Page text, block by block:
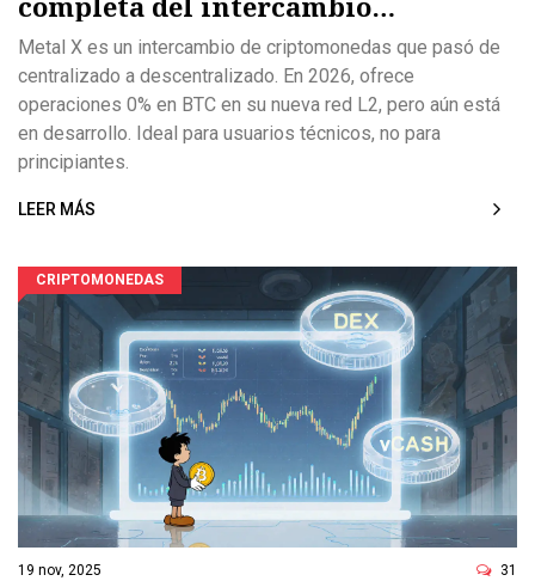
descentralizado en 2026
Metal X es un intercambio de criptomonedas que pasó de
centralizado a descentralizado. En 2026, ofrece
operaciones 0% en BTC en su nueva red L2, pero aún está
en desarrollo. Ideal para usuarios técnicos, no para
principiantes.
LEER MÁS
CRIPTOMONEDAS
19 nov, 2025 31